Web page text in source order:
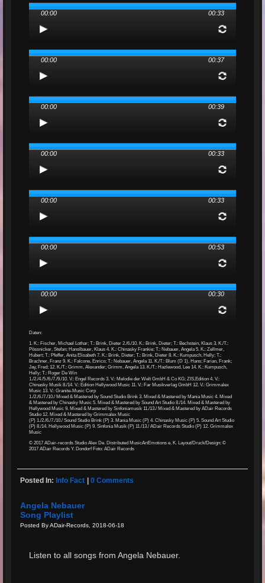
00:00 00:33
00:00 00:37
00:00 00:39
00:00 00:33
00:00 00:33
00:00 00:53
00:00 00:30
Daten:
1. K.: Fischer, Michael Lothar; T.: Brink, Dieter 2./6./10. K.: Brink, Dieter; T.: Bechstein, Klaus 3. K./T.:
Pössnicker, Stefan; Hanslbauer, Klaus 4. K.: Chinasky Frankie; T.: Nebauer, Angela 5. K.: Zellmer,
Hubert; T.: Pfeffer, Anita Elisabeth 7. K.: Brink, Dieter; T.: Brink, Dieter 8. K.: Kumpusch, Helly; T.:
Brachner, Franz 9. K.: Falcone, Enrico; T.: Nebauer, Angela 11. K./T.: Blum (D 1), Hans; Farian, Frank;
Jay, Fred; 12. K./T.: Grimm, Alexander; Grimm, Angela 13. K./T.: Hazlewood, Lee 14. K.: Kumpusch,
Helly; T.: Roger De Win
1./2./4./5./6./7./9./10. V.: Engel Records 3. V.: Melodie der Welt GmbH & Co KG; ZIS,Edition 4. V.:
Chinasky Musik 8./14. V.: Edition Hellywood Music 11. V.: Far Musikverlag GmbH 12. V.: Grimmalex
Music 13. V.: Granite-Music Corp
1./2./6./7./10./ Mixed & Mastered by Sound Studio Brink 3. Mixed & Mastered by Mania Music 4. Mixed
& Mastered by Chinasky Music 5. Mixed & Mastered by Sound Art Studio 8./14. Mixed & Mastered by
Hellywood Music 9. Mixed & Mastered by Sinfoniamusik 11./13./ Mixed & Mastered by ADair Records
Studio 12. Mixed & Mastered by Grimmalex Music
(P) 1./2./6./7./10./ Sound Studio Brink (P) 3. Mania Music (P) 4. Chinasky Music (P) 5. Sound Art Studio
(P) 8./14. Hellywood Music (P) 9. Sinfonia Musik (P) 11./13./ ADair Records Studio (P) 12. Grimmalex
Music
© 2017 ADair-records Studio Alex De. Distributed MusicArtEmotions e. K. Layout/Druck/Design: ©
2017 ADair Records Y. Dondorf Foto: ADair Records
Posted In: Info Fact |0 Comments
Angela Nebauer
Song Playlist
Posted By ADair-Records, 2018-06-18
Listen to all songs from Angela Nebauer.